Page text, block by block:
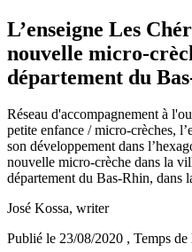
L’enseigne Les
nouvelle micro-
département du
Réseau d'accompagnement à
petite enfance / micro-crèches,
son développement dans
nouvelle micro-crèche dans la
département du Bas-Rhin, dans
José Kossa, writer
Publié le 23/08/2020 , Temps